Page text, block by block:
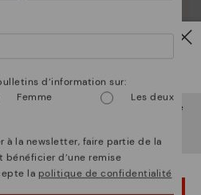
efforçons de rendre chaque
Unis
et vous allez accéder au site
deÉtats-Unis?
d’information sur:
Femme Les deux
à la newsletter, faire partie de la
d’une remise
la politique de confidentialité